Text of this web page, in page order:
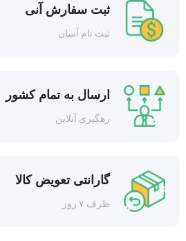
ثبت سفارش آنی
ثبت نام آسان
ارسال به تمام کشور
رهگیری آنلاین
گارانتی تعویض کالا
ظرف ۷ روز